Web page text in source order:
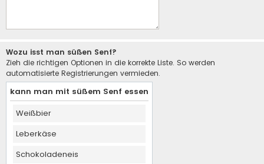
Wozu isst man süßen Senf?
Zieh die richtigen Optionen in die korrekte Liste. So werden
automatisierte Registrierungen vermieden.
kann man mit süßem Senf essen
Weißbier
Leberkäse
Schokoladeneis